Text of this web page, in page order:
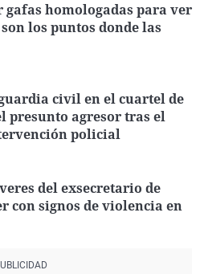
gafas homologadas para ver
los puntos donde las
civil en el cuartel de
presunto agresor tras el
policial
del exsecretario de
con signos de violencia en